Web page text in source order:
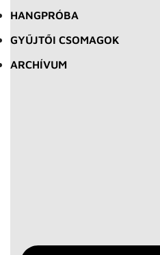
HANGPRÓBA
GYŰJTŐI CSOMAGOK
ARCHÍVUM